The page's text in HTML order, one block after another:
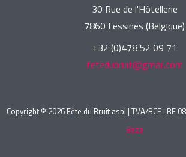
30 Rue de l'Hôtellerie
7860 Lessines (Belgique)
+32 (0)478 52 09 71
fetedubruit@gmail.com
Copyright © 2026 Fête du Bruit asbl | TVA/BCE : BE
Bzzz